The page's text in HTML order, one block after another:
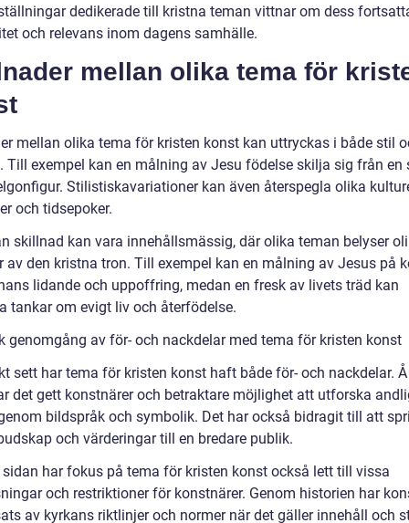
dedikerade till kristna teman vittnar om dess
och relevans inom dagens samhälle.
mellan olika tema för
mellan olika tema för kristen konst kan uttryckas i både stil
Till exempel kan en målning av Jesu födelse skilja sig från en
Stilistiskavariationer kan även återspegla olika
och tidsepoker.
skillnad kan vara innehållsmässig, där olika teman belyser
av den kristna tron. Till exempel kan en målning av Jesus på
lidande och uppoffring, medan en fresk av livets träd kan
tankar om evigt liv och återfödelse.
genomgång av för- och nackdelar med tema för kristen konst
sett har tema för kristen konst haft både för- och nackdelar.
det gett konstnärer och betraktare möjlighet att utforska
bildspråk och symbolik. Det har också bidragit till att
och värderingar till en bredare publik.
sidan har fokus på tema för kristen konst också lett till vissa
och restriktioner för konstnärer. Genom historien har
av kyrkans riktlinjer och normer när det gäller innehåll och